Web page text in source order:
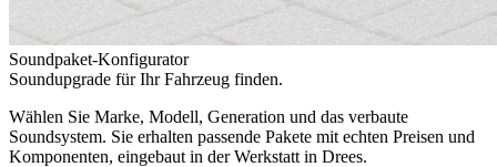
Soundpaket-Konfigurator
Soundupgrade für Ihr Fahrzeug finden.
Wählen Sie Marke, Modell, Generation und das verbaute
Soundsystem. Sie erhalten passende Pakete mit echten Preisen und
Komponenten, eingebaut in der Werkstatt in Drees.